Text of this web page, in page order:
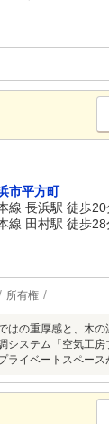
市平方町
線 長浜駅 徒歩
線 田村駅 徒歩
所有権
はの重厚感と、木
システム「空気工
ライベートスペー